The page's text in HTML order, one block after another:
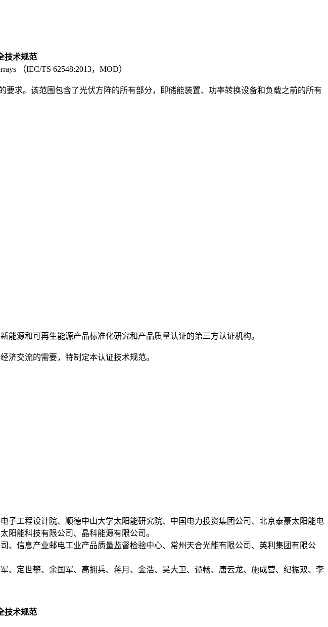
技术规范
（IEC/TS 62548:2013，MOD）
求。该范围包含了光伏方阵的所有部分，即储能装置、功率转换设备和负载之前的所有
源和可再生能源产品标准化研究和产品质量认证的第三方认证机构。
济交流的需要，特制定本认证技术规范。
工程设计院、顺德中山大学太阳能研究院、中国电力投资集团公司、北京泰豪太阳能电
阳能科技有限公司、晶科能源有限公司。
信息产业邮电工业产品质量监督检验中心、常州天合光能有限公司、英利集团有限公
定世攀、余国军、高拥兵、蒋月、金浩、吴大卫、谭畅、唐云龙、施成营、纪振双、李
技术规范